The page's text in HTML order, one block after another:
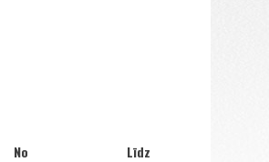
No Līdz